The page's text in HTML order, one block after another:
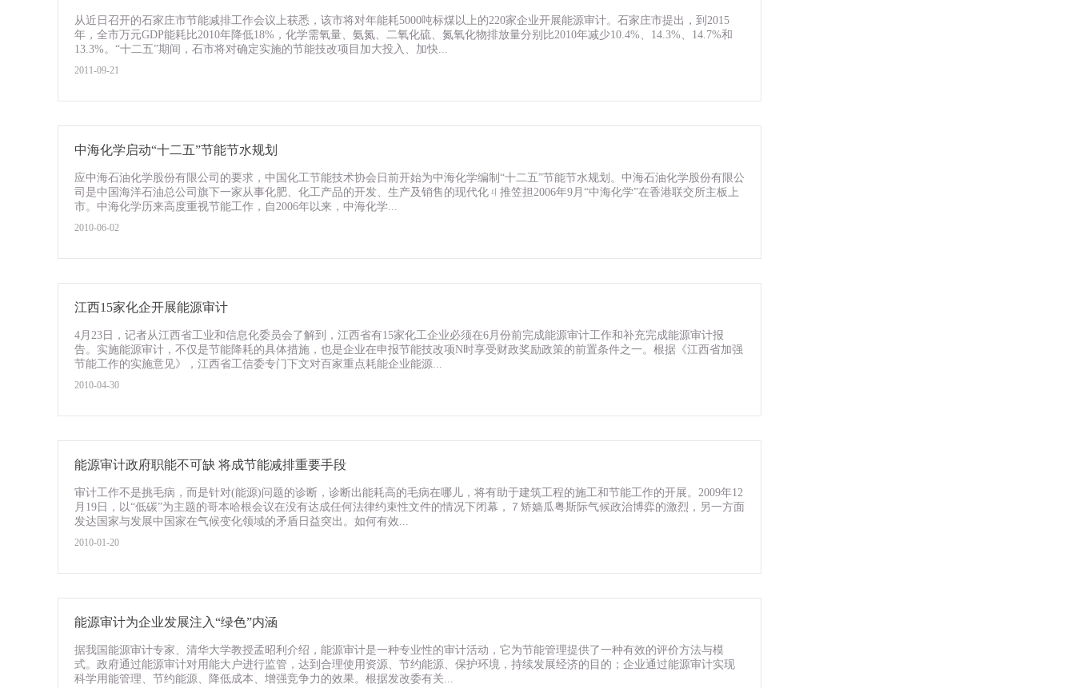
从近日召开的石家庄市节能减排工作会议上获悉，该市将对年能耗5000吨标煤以上的220家企业开展能源审计。石家庄市提出，到2015
年，全市万元GDP能耗比2010年降低18%，化学需氧量、氨氮、二氧化硫、氮氧化物排放量分别比2010年减少10.4%、14.3%、14.7%和
13.3%。“十二五”期间，石市将对确定实施的节能技改项目加大投入、加快...
2011-09-21
中海化学启动“十二五”节能节水规划
应中海石油化学股份有限公司的要求，中国化工节能技术协会日前开始为中海化学编制“十二五”节能节水规划。中海石油化学股份有限公
司是中国海洋石油总公司旗下一家从事化肥、化工产品的开发、生产及销售的现代化ㄐ推笠担2006年9月“中海化学”在香港联交所主板上
市。中海化学历来高度重视节能工作，自2006年以来，中海化学...
2010-06-02
江西15家化企开展能源审计
4月23日，记者从江西省工业和信息化委员会了解到，江西省有15家化工企业必须在6月份前完成能源审计工作和补充完成能源审计报
告。实施能源审计，不仅是节能降耗的具体措施，也是企业在申报节能技改项N时享受财政奖励政策的前置条件之一。根据《江西省加强
节能工作的实施意见》，江西省工信委专门下文对百家重点耗能企业能源...
2010-04-30
能源审计政府职能不可缺 将成节能减排重要手段
审计工作不是挑毛病，而是针对(能源)问题的诊断，诊断出能耗高的毛病在哪儿，将有助于建筑工程的施工和节能工作的开展。2009年12
月19日，以“低碳”为主题的哥本哈根会议在没有达成任何法律约束性文件的情况下闭幕，７矫嫱瓜粤斯际气候政治博弈的激烈，另一方面
发达国家与发展中国家在气候变化领域的矛盾日益突出。如何有效...
2010-01-20
能源审计为企业发展注入“绿色”内涵
据我国能源审计专家、清华大学教授孟昭利介绍，能源审计是一种专业性的审计活动，它为节能管理提供了一种有效的评价方法与模
式。政府通过能源审计对用能大户进行监管，达到合理使用资源、节约能源、保护环境，持续发展经济的目的；企业通过能源审计实现
科学用能管理、节约能源、降低成本、增强竞争力的效果。根据发改委有关...